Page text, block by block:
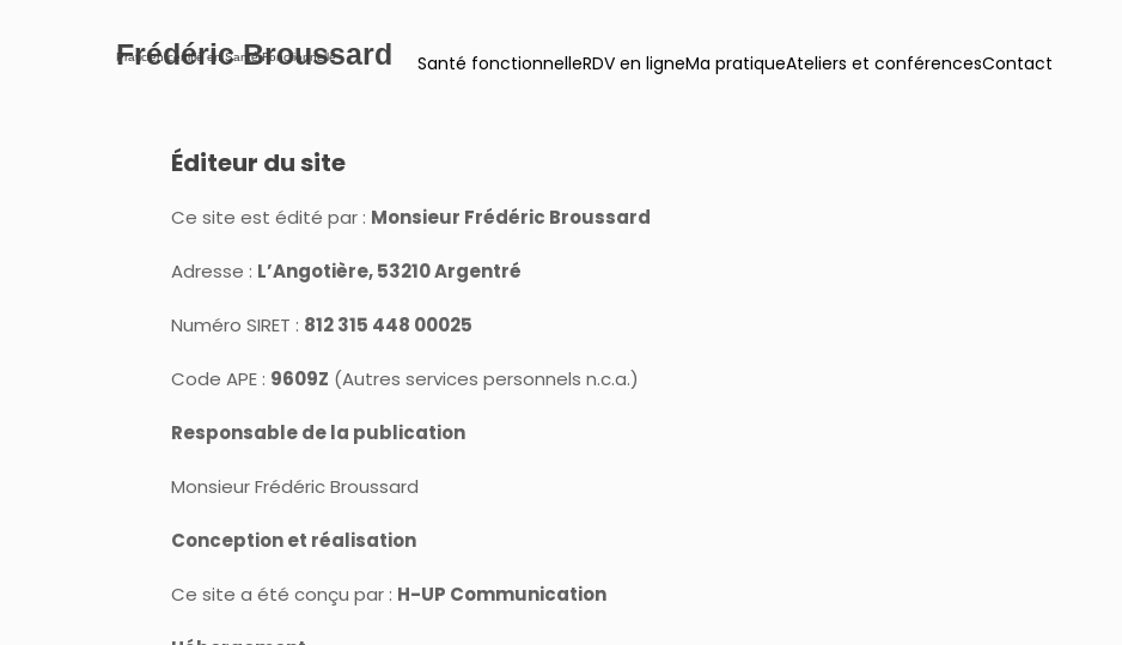
Frédéric Broussard
Praticien certifié en Santé Fonctionnelle Santé fonctionnelleRDV en ligneMa pratiqueAteliers et conférencesContact
Éditeur du site
Ce site est édité par : Monsieur Frédéric Broussard
Adresse : L’Angotière, 53210 Argentré
Numéro SIRET : 812 315 448 00025
Code APE : 9609Z (Autres services personnels n.c.a.)
Responsable de la publication
Monsieur Frédéric Broussard
Conception et réalisation
Ce site a été conçu par : H-UP Communication